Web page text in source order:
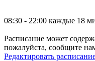
08:30 - 22:00 каждые 18
Расписание может
пожалуйста, сообщите
Редактировать